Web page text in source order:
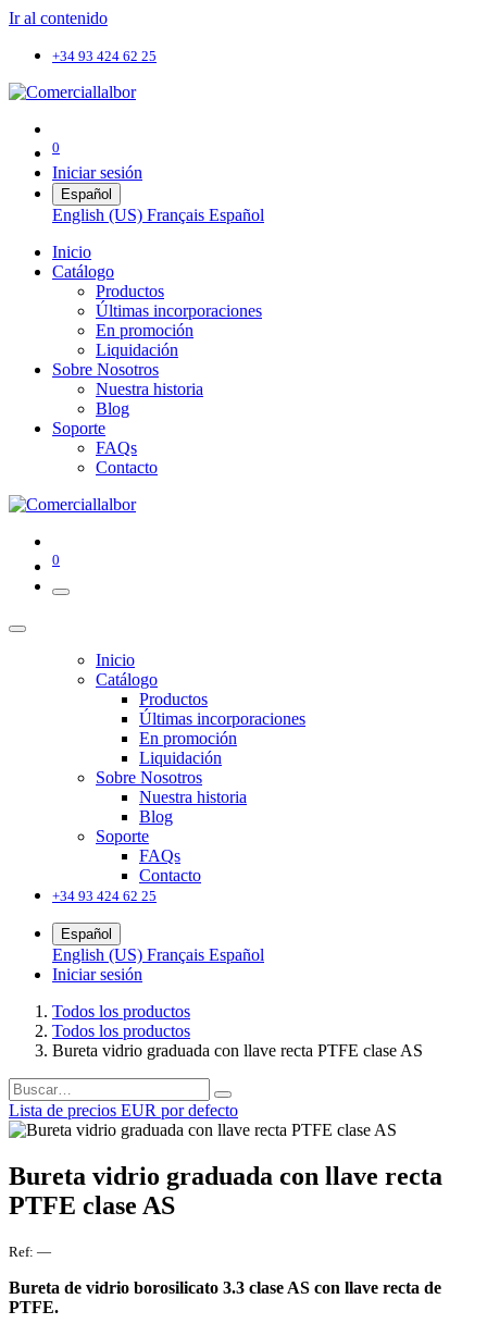
Ir al contenido
+34 93 424 62 25
0
Iniciar sesión
Español
English (US) Français Español
Inicio
Catálogo
Productos
Últimas incorporaciones
En promoción
Liquidación
Sobre Nosotros
Nuestra historia
Blog
Soporte
FAQs
Contacto
0
Inicio
Catálogo
Productos
Últimas incorporaciones
En promoción
Liquidación
Sobre Nosotros
Nuestra historia
Blog
Soporte
FAQs
Contacto
+34 93 424 62 25
Español
English (US) Français Español
Iniciar sesión
Todos los productos
Todos los productos
Bureta vidrio graduada con llave recta PTFE clase AS
Lista de precios EUR por defecto
Bureta vidrio graduada con llave recta
PTFE clase AS
Ref: —
Bureta de vidrio borosilicato 3.3 clase AS con llave recta de
PTFE.